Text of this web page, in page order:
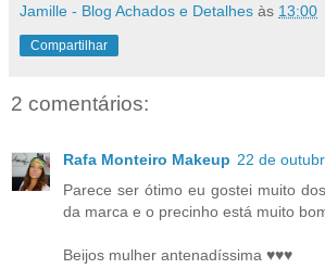
Jamille - Blog Achados e Detalhes às 13:00
Compartilhar
2 comentários:
Rafa Monteiro Makeup 22 de
Parece ser ótimo eu gostei muito
da marca e o precinho está muito
Beijos mulher antenadíssima ♥♥♥